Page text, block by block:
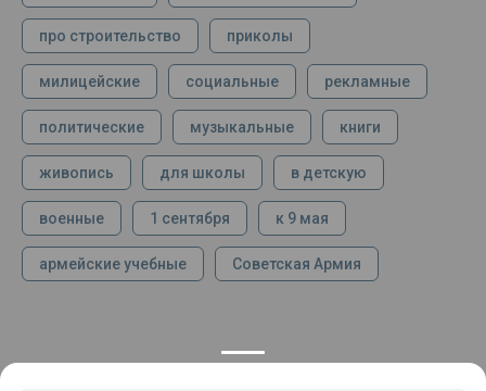
про строительство приколы
милицейские социальные рекламные
политические музыкальные книги
живопись для школы в детскую
военные 1 сентября к 9 мая
армейские учебные Советская Армия